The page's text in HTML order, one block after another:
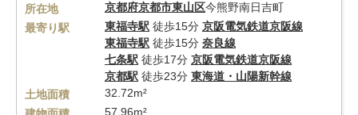
所在地 京都府京都市東山区今熊野南日吉町
最寄り駅
東福寺駅 徒歩15分 京阪電気鉄道京阪線
東福寺駅 徒歩15分 奈良線
七条駅 徒歩17分 京阪電気鉄道京阪線
京都駅 徒歩23分 東海道・山陽新幹線
土地面積
32.72m²
57.96m²